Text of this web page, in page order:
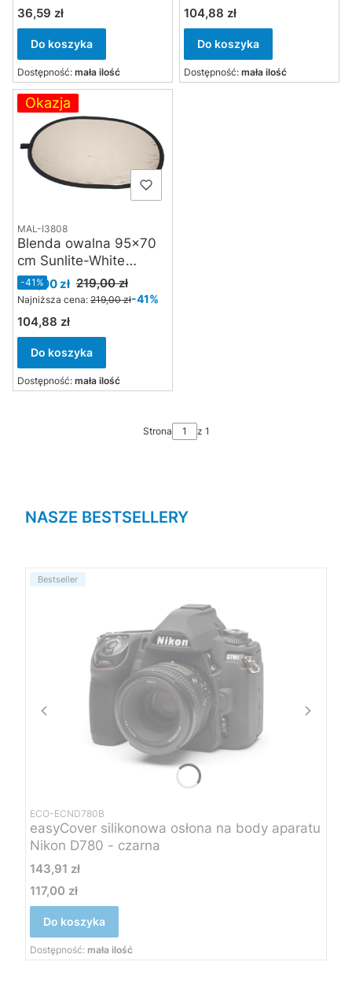
Cena
36,59 zł
Do koszyka
Dostępność: mała ilość
Cena
104,88 zł
Do koszyka
Dostępność: mała ilość
Okazja
MAL-I3808
Blenda owalna 95x70
cm Sunlite-White
Manfrotto Avenger
I3808
Cena promocyjna
129,00 zł 219,00 zł
-41%
Najniższa cena: 219,00 zł-41%
Cena
104,88 zł
Do koszyka
Dostępność: mała ilość
Strona z 1
NASZE BESTSELLERY
Bestseller
ECO-ECND780B
easyCover silikonowa osłona na body aparatu
Nikon D780 - czarna
Cena
143,91 zł
Cena
117,00 zł
Do koszyka
Dostępność: mała ilość